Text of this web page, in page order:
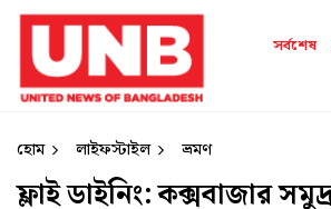
সর্বশেষ
হোম লাইফস্টাইল ভ্রমণ
ফ্লাই ডাইনিং: কক্সবাজার